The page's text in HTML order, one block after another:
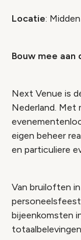
Locatie:
Bouw mee
Next Venue is
Nederland. Met
eigen beheer
en particuliere
Van bruiloften
bijeenkomsten